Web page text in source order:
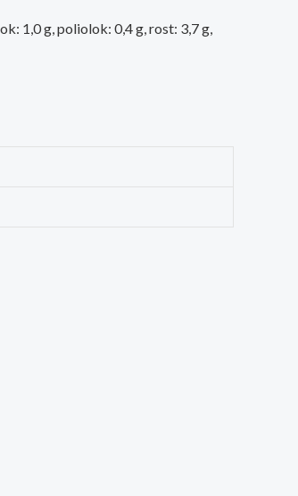
1,0 g, poliolok: 0,4 g, rost: 3,7 g,